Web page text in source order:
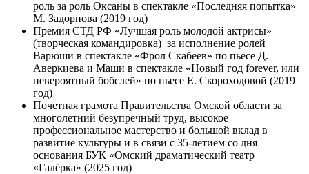
роль за роль Оксаны в спектакле «Последняя попытка»
М. Задорнова (2019 год)
Премия СТД РФ «Лучшая роль молодой актрисы»
(творческая командировка) за исполнение ролей
Варюши в спектакле «Фрол Скабеев» по пьесе Д.
Аверкиева и Маши в спектакле «Новый год forever, или
невероятный бобслей» по пьесе Е. Скороходовой (2019
год)
Почетная грамота Правительства Омской области за
многолетний безупречный труд, высокое
профессиональное мастерство и большой вклад в
развитие культуры и в связи с 35-летием со дня
основания БУК «Омский драматический театр
«Галёрка» (2025 год)